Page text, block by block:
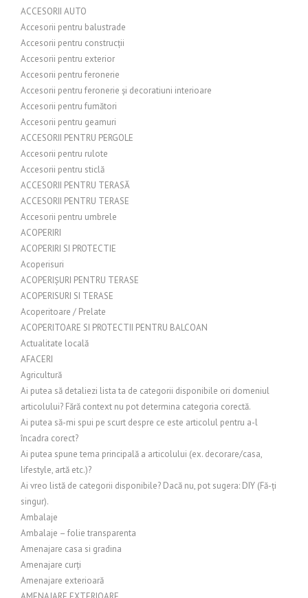
ACCESORII AUTO
Accesorii pentru balustrade
Accesorii pentru construcții
Accesorii pentru exterior
Accesorii pentru feronerie
Accesorii pentru feronerie și decoratiuni interioare
Accesorii pentru fumători
Accesorii pentru geamuri
ACCESORII PENTRU PERGOLE
Accesorii pentru rulote
Accesorii pentru sticlă
ACCESORII PENTRU TERASĂ
ACCESORII PENTRU TERASE
Accesorii pentru umbrele
ACOPERIRI
ACOPERIRI SI PROTECTIE
Acoperisuri
ACOPERIȘURI PENTRU TERASE
ACOPERISURI SI TERASE
Acoperitoare / Prelate
ACOPERITOARE SI PROTECTII PENTRU BALCOAN
Actualitate locală
AFACERI
Agricultură
Ai putea să detaliezi lista ta de categorii disponibile ori domeniul
articolului? Fără context nu pot determina categoria corectă.
Ai putea să-mi spui pe scurt despre ce este articolul pentru a-l
încadra corect?
Ai putea spune tema principală a articolului (ex. decorare/casa,
lifestyle, artă etc.)?
Ai vreo listă de categorii disponibile? Dacă nu, pot sugera: DIY (Fă-ți
singur).
Ambalaje
Ambalaje – folie transparenta
Amenajare casa si gradina
Amenajare curți
Amenajare exterioară